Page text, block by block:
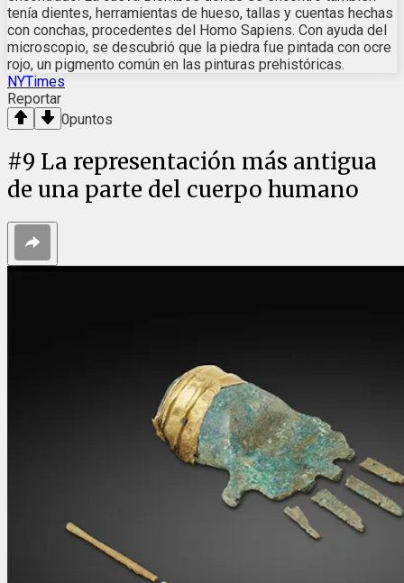
tenía dientes, herramientas de hueso, tallas y cuentas hechas
con conchas, procedentes del Homo Sapiens. Con ayuda del
microscopio, se descubrió que la piedra fue pintada con ocre
rojo, un pigmento común en las pinturas prehistóricas.
NYTimes
Reportar
0puntos
#9 La representación más antigua
de una parte del cuerpo humano